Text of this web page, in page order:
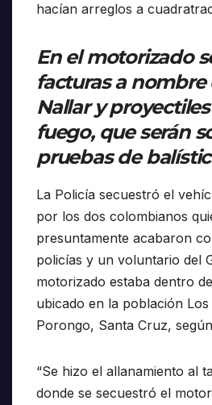
hacían arreglos a
En el motorizado
facturas a nombre
Nallar y
fuego, que serán
pruebas de
La Policía secuestró el
por los dos colombianos
presuntamente acabaron
policías y un voluntario del
motorizado estaba dentro
ubicado en la población
Porongo, Santa Cruz,
“Se hizo el allanamiento al
donde se secuestró el